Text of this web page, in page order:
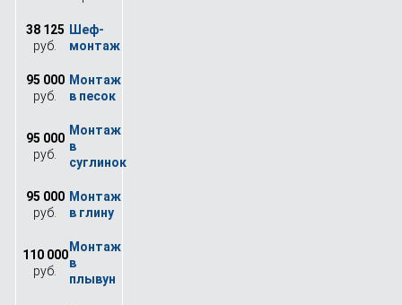
38 125
руб.
95 000
руб.
95 000
руб.
95 000
руб.
110 000
руб.